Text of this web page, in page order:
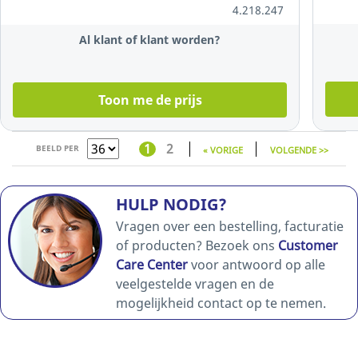
4.218.247
Al klant of klant worden?
Toon me de prijs
BEELD PER 1 2 « VORIGE VOLGENDE >>
HULP NODIG?
Vragen over een bestelling, facturatie
of producten? Bezoek ons Customer
Care Centervoor antwoord op alle
veelgestelde vragen en de
mogelijkheid contact op te nemen.